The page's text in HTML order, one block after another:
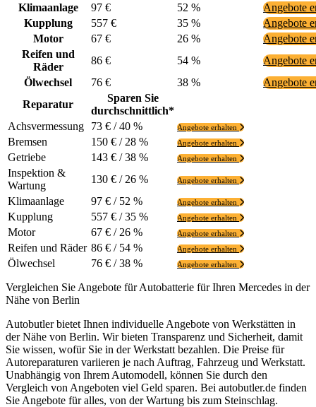
Klimaanlage
97 € 52 %
Angebote
Kupplung
557 € 35 %
Angebote
Motor
67 € 26 %
Angebote
Reifen und
Räder
86 € 54 %
Angebote
Ölwechsel
76 € 38 %
Angebote
Reparatur
Sparen Sie
durchschnittlich*
Achsvermessung
73 € / 40 % Angebote erhalten
Bremsen 150 € / 28 % Angebote erhalten
Getriebe 143 € / 38 % Angebote erhalten
Inspektion &
Wartung
130 € / 26 % Angebote erhalten
Klimaanlage 97 € / 52 % Angebote erhalten
Kupplung 557 € / 35 % Angebote erhalten
Motor 67 € / 26 % Angebote erhalten
Reifen und Räder 86 € / 54 % Angebote erhalten
Ölwechsel 76 € / 38 % Angebote erhalten
Vergleichen Sie Angebote für Autobatterie für Ihren Mercedes in der
Nähe von Berlin
Autobutler bietet Ihnen individuelle Angebote von Werkstätten in
der Nähe von Berlin. Wir bieten Transparenz und Sicherheit, damit
Sie wissen, wofür Sie in der Werkstatt bezahlen. Die Preise für
Autoreparaturen variieren je nach Auftrag, Fahrzeug und Werkstatt.
Unabhängig von Ihrem Automodell, können Sie durch den
Vergleich von Angeboten viel Geld sparen. Bei autobutler.de finden
Sie Angebote für alles, von der Wartung bis zum Steinschlag.